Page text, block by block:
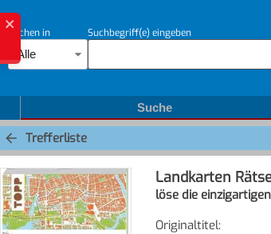
Suchen in
Alle
Suchbegriff(e) eingeben
Suche
Trefferliste
Landkarten
löse die
Originaltitel: